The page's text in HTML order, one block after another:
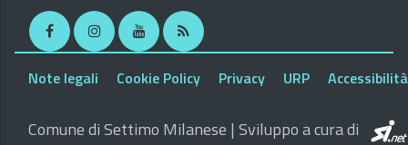
FacebookInstagramYoutube RSS
Note legali Cookie Policy Privacy URP Accessibilità
Comune di Settimo Milanese | Sviluppo a cura di